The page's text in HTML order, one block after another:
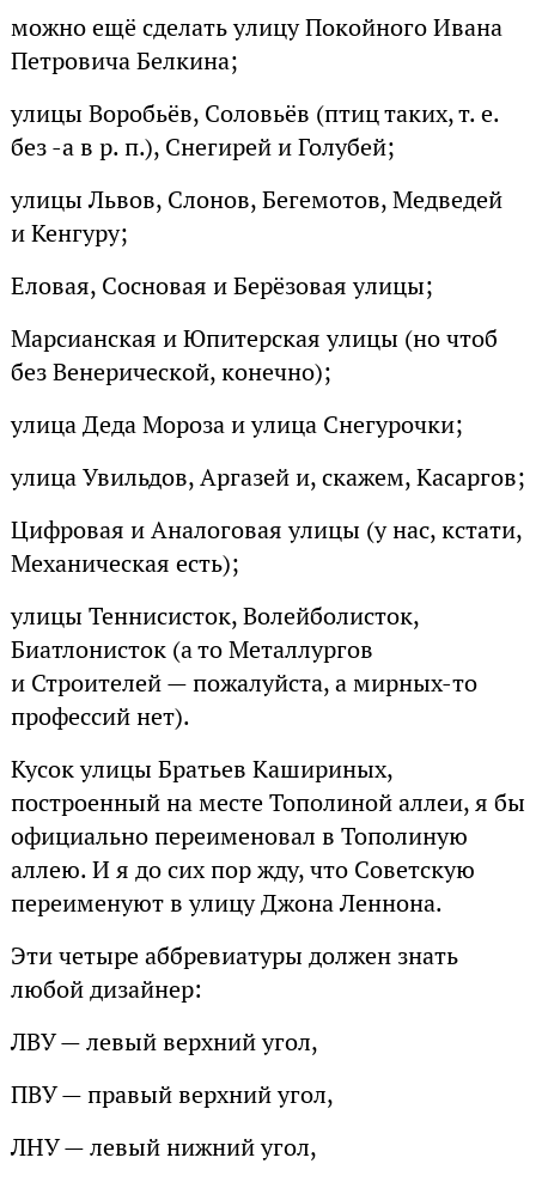
можно ещё сделать улицу Покойного Ивана
Петровича Белкина;
улицы Воробьёв, Соловьёв (птиц таких, т. е.
без -а в р. п.), Снегирей и Голубей;
улицы Львов, Слонов, Бегемотов, Медведей
и Кенгуру;
Еловая, Сосновая и Берёзовая улицы;
Марсианская и Юпитерская улицы (но чтоб
без Венерической, конечно);
улица Деда Мороза и улица Снегурочки;
улица Увильдов, Аргазей и, скажем, Касаргов;
Цифровая и Аналоговая улицы (у нас, кстати,
Механическая есть);
улицы Теннисисток, Волейболисток,
Биатлонисток (а то Металлургов
и Строителей — пожалуйста, а мирных-то
профессий нет).
Кусок улицы Братьев Кашириных,
построенный на месте Тополиной аллеи, я бы
официально переименовал в Тополиную
аллею. И я до сих пор жду, что Советскую
переименуют в улицу Джона Леннона.
Эти четыре аббревиатуры должен знать
любой дизайнер:
ЛВУ — левый верхний угол,
ПВУ — правый верхний угол,
ЛНУ — левый нижний угол,